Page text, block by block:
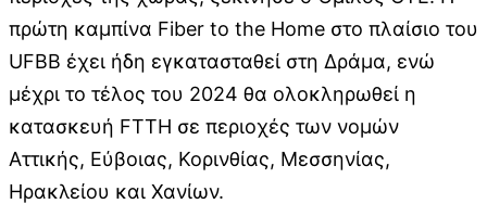
πρώτη καμπίνα Fiber to the Home στο πλαίσιο του
UFBB έχει ήδη εγκατασταθεί στη Δράμα, ενώ
μέχρι το τέλος του 2024 θα ολοκληρωθεί η
κατασκευή FTTH σε περιοχές των νομών
Αττικής, Εύβοιας, Κορινθίας, Μεσσηνίας,
Ηρακλείου και Χανίων.